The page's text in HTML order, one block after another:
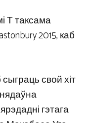
Т таксама
2015, каб
свой хіт
нядаўна
гэтага